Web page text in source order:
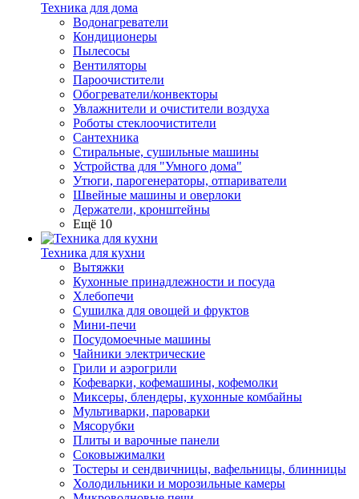
Техника для дома
Водонагреватели
Кондиционеры
Пылесосы
Вентиляторы
Пароочистители
Обогреватели/конвекторы
Увлажнители и очистители воздуха
Роботы стеклоочистители
Сантехника
Стиральные, сушильные машины
Устройства для "Умного дома"
Утюги, парогенераторы, отпариватели
Швейные машины и оверлоки
Держатели, кронштейны
Ещё 10
Техника для кухни
Вытяжки
Кухонные принадлежности и посуда
Хлебопечи
Сушилка для овощей и фруктов
Мини-печи
Посудомоечные машины
Чайники электрические
Грили и аэрогрили
Кофеварки, кофемашины, кофемолки
Миксеры, блендеры, кухонные комбайны
Мультиварки, пароварки
Мясорубки
Плиты и варочные панели
Соковыжималки
Тостеры и сендвичницы, вафельницы, блинницы
Холодильники и морозильные камеры